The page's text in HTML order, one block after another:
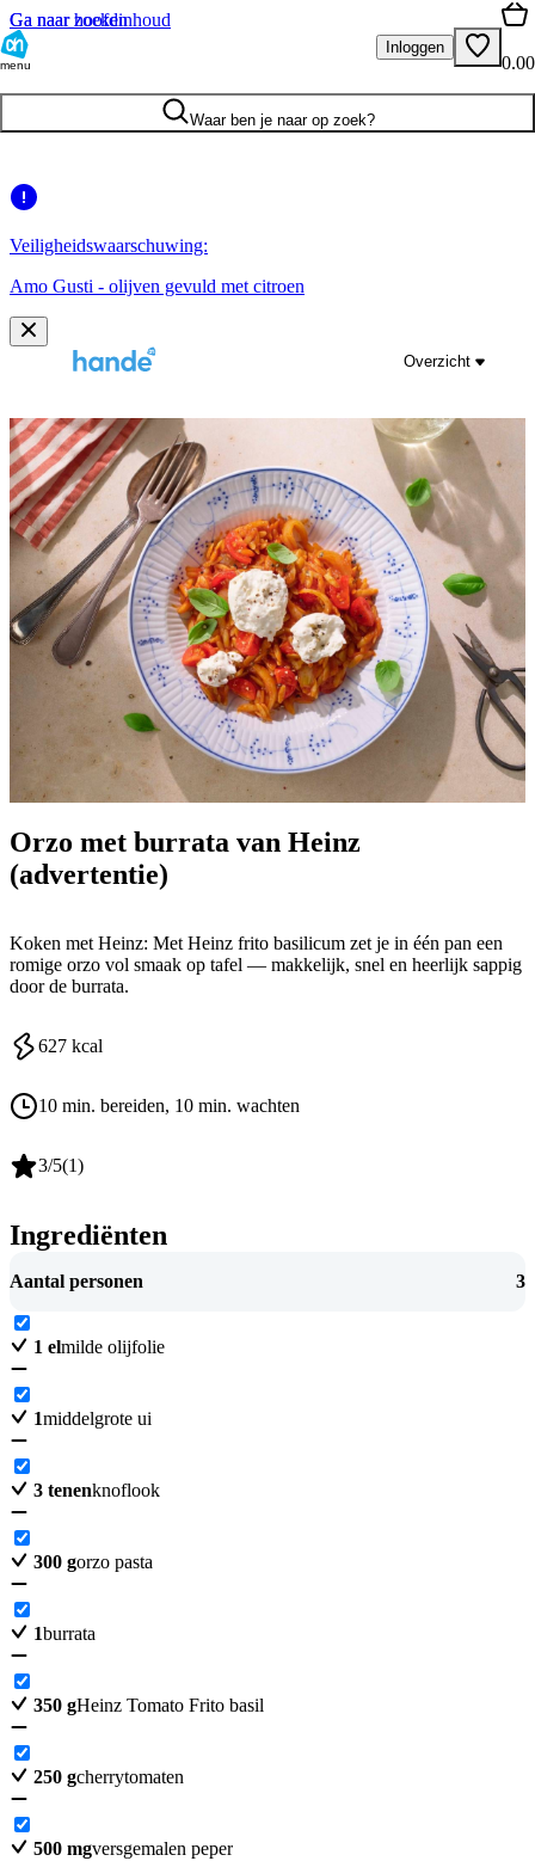
Ga naar hoofdinhoud
Ga naar zoeken
menu
Inloggen
0.00
Waar ben je naar op zoek?
Veiligheidswaarschuwing:
Amo Gusti - olijven gevuld met citroen
Overzicht
Orzo met burrata van Heinz
(advertentie)
Koken met Heinz: Met Heinz frito basilicum zet je in één pan een
romige orzo vol smaak op tafel — makkelijk, snel en heerlijk sappig
door de burrata.
627 kcal
10 min. bereiden, 10 min. wachten
3/5(1)
Ingrediënten
Aantal personen 3
1 elmilde olijfolie
1middelgrote ui
3 tenenknoflook
300 gorzo pasta
1burrata
350 gHeinz Tomato Frito basil
250 gcherrytomaten
500 mgversgemalen peper